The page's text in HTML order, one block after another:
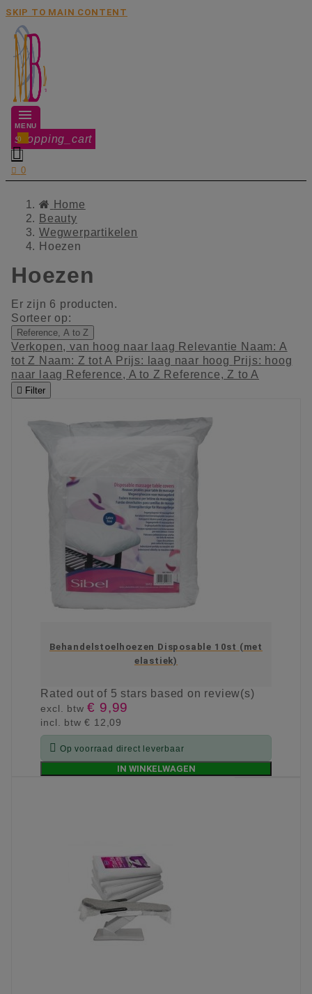
SKIP TO MAIN CONTENT
MENU
shopping_cart
0

 0
Home
Beauty
Wegwerpartikelen
Hoezen
Hoezen
Er zijn 6 producten.
Sorteer op:
Reference, A to Z
Verkopen, van hoog naar laag Relevantie Naam: A
tot Z Naam: Z tot A Prijs: laag naar hoog Prijs: hoog
naar laag Reference, A to Z Reference, Z to A
 Filter
Behandelstoelhoezen Disposable 10st (met
elastiek)
Ratedout of 5 stars based on review(s)
excl. btw€ 9,99
incl. btw€ 12,09
 Op voorraad direct leverbaar
IN WINKELWAGEN